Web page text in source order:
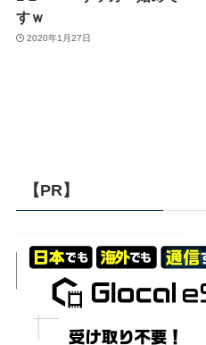
すｗ
2020年1月27日
【PR】